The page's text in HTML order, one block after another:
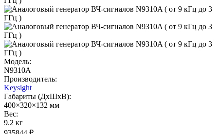
Модель:
N9310A
Производитель:
Keysight
Габариты (ДхШхВ):
400×320×132 мм
Вес:
9.2 кг